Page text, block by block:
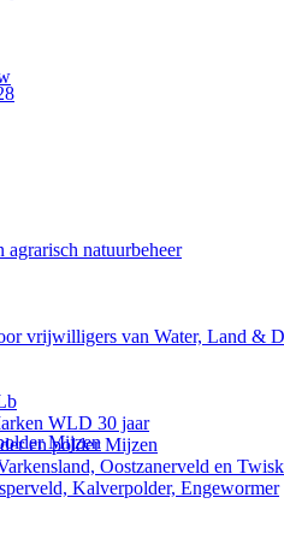
Mijzen
natuurbeheer
vrijwilligers van Water, Land &
WLD 30 jaar
en polder Mijzen
Oostzanerveld en
Kalverpolder, Engewormer